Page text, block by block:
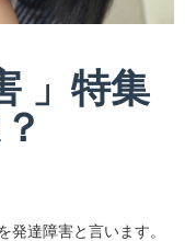
」特集
発達障害と言います。